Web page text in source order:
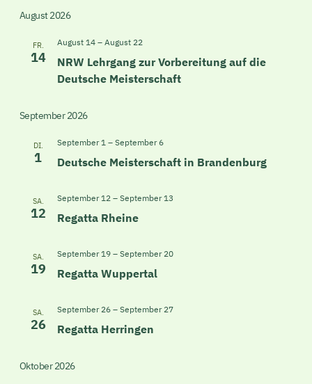
wählen.
August 2026
FR.
14
NRW Lehrgang zur Vorbereitung auf die
Deutsche Meisterschaft
August 14– August 22
September 2026
DI.
1 Deutsche Meisterschaft in Brandenburg
September 1– September 6
SA.
12 Regatta Rheine
September 12– September 13
SA.
19 Regatta Wuppertal
September 19– September 20
SA.
26 Regatta Herringen
September 26– September 27
Oktober 2026